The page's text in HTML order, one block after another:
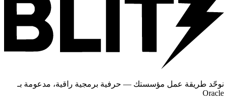
نوحّد طريقة عمل مؤسستك — حرفية برمجية راقية، مدعومة بـ
Oracle